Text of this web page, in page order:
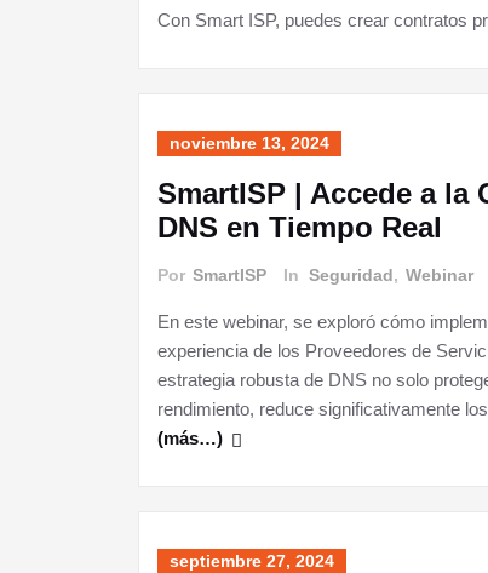
Con Smart ISP, puedes crear contratos
noviembre 13, 2024
SmartISP | Accede a la
DNS en Tiempo Real
Por SmartISP In Seguridad, Webinar
En este webinar, se exploró cómo
experiencia de los Proveedores de
estrategia robusta de DNS no solo
rendimiento, reduce significativamente
(más…)
septiembre 27, 2024